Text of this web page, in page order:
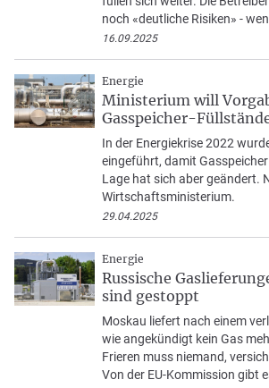
noch «deutliche Risiken» -
16.09.2025
Energie
Ministerium will
Gasspeicher-
In der Energiekrise 2022
eingeführt, damit
Lage hat sich aber geändert.
Wirtschaftsministerium.
29.04.2025
Energie
Russische
sind gestoppt
Moskau liefert nach einem
wie angekündigt kein Gas
Frieren muss niemand,
Von der EU-Kommission gibt